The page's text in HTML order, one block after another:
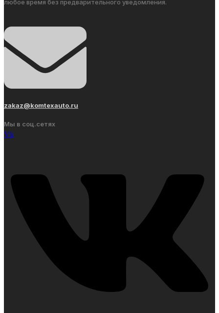
любое время без предварительного уведомления.
zakaz@komtexauto.ru
Мы в соц.сетях
Vk